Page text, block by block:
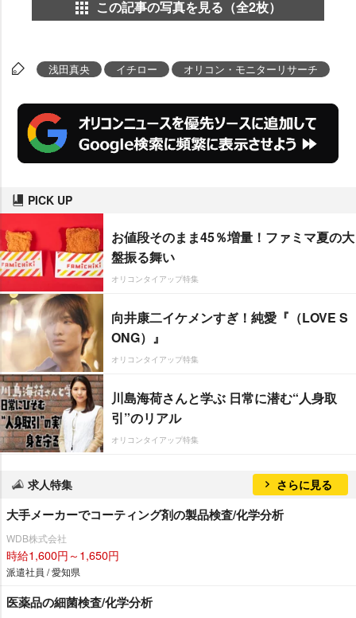
この記事の写真を見る（全2枚）
浅田真央 イチロー オリコン・モニターリサーチ
PICK UP
お値段そのまま45％増量！ファミマ夏の大
盤振る舞い
オリコンタイアップ特集
向井康二イケメンすぎ！純愛『（LOVE S
ONG）』
オリコンタイアップ特集
川島海荷さんと学ぶ 日常に潜む“人身取
引”のリアル
オリコンタイアップ特集
求人特集 さらに見る
大手メーカーでコーティング剤の製品検査/化学分析
WDB株式会社
時給1,600円～1,650円
派遣社員 / 愛知県
医薬品の細菌検査/化学分析